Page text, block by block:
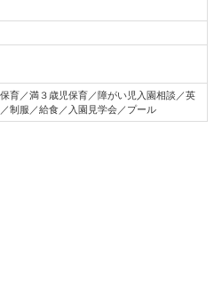
育／満３歳児保育／障がい児入園相談／英
制服／給食／入園見学会／プール